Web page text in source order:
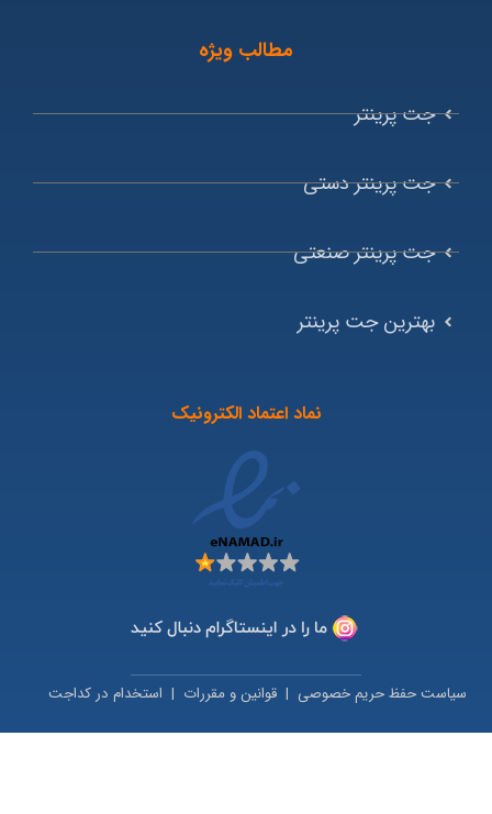
مطالب ویژه
جت پرینتر
جت پرینتر دستی
جت پرینتر صنعتی
بهترین جت پرینتر
نماد اعتماد الکترونیک
سیاست حفظ حریم خصوصی| قوانین و مقررات| استخدام در کداجت